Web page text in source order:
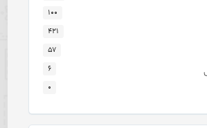
۱۰۰
۴۲۱
۵۷
۶
۰